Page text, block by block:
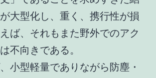
大型化し、重く、携行性が損
ば、それもまた野外でのアク
不向きである。
小型軽量でありながら防塵・